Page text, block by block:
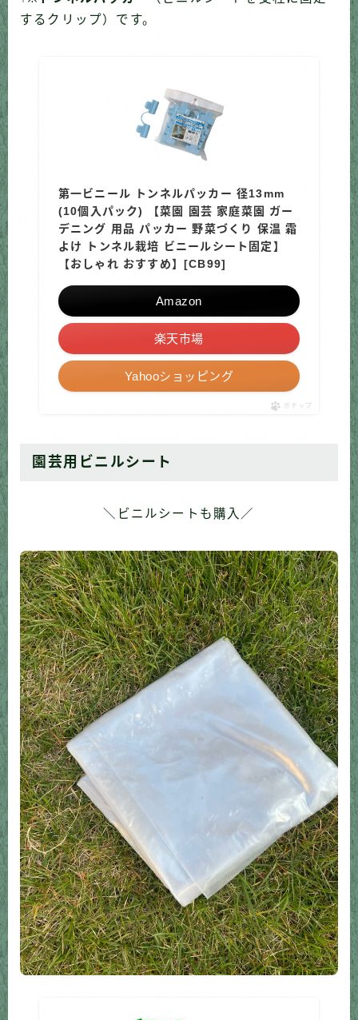
するクリップ）です。
第一ビニール トンネルパッカー 径13mm
(10個入パック) 【菜園 園芸 家庭菜園 ガー
デニング 用品 パッカー 野菜づくり 保温 霜
よけ トンネル栽培 ビニールシート固定】
【おしゃれ おすすめ】[CB99]
Amazon
楽天市場
Yahooショッピング
ポチップ
園芸用ビニルシート
＼ビニルシートも購入／